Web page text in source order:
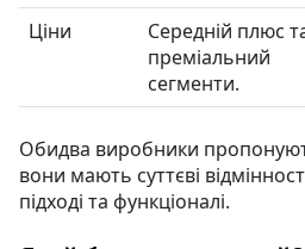
Ціни
Середній плюс
преміальний
сегменти.
Обидва виробники
вони мають суттєві
підході та функціоналі.